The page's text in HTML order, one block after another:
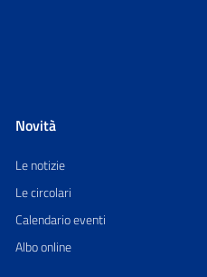
Novità
Le notizie
Le circolari
Calendario eventi
Albo online